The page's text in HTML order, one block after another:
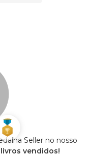
Seller no nosso
vendidos!